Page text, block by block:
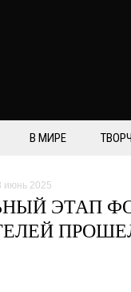
В МИРЕ
июнь 2025
ЭТАП